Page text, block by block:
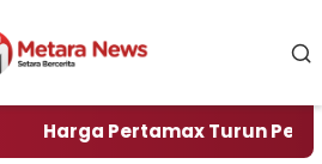
Harga Pertamax Turun Per Hari